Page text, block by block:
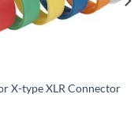
X-type XLR Connector